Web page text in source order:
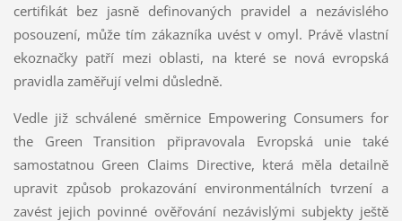
certifikát bez jasně definovaných pravidel a nezávislého
posouzení, může tím zákazníka uvést v omyl. Právě vlastní
ekoznačky patří mezi oblasti, na které se nová evropská
pravidla zaměřují velmi důsledně.
Vedle již schválené směrnice Empowering Consumers for
the Green Transition připravovala Evropská unie také
samostatnou Green Claims Directive, která měla detailně
upravit způsob prokazování environmentálních tvrzení a
zavést jejich povinné ověřování nezávislými subjekty ještě